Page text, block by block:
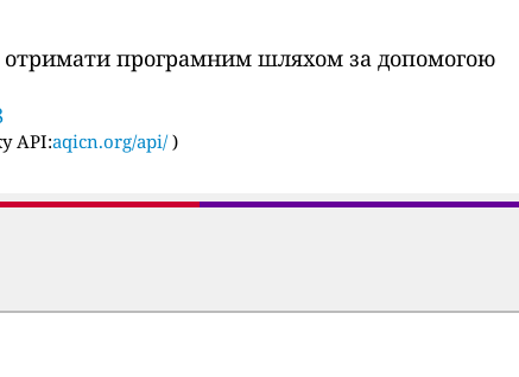
отримати програмним шляхом за допомогою
API:aqicn.org/api/ )